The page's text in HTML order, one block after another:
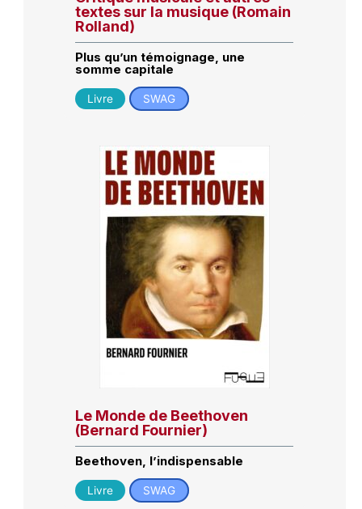
textes sur la musique (Romain
Rolland)
Plus qu’un témoignage, une
somme capitale
Livre SWAG
Le Monde de Beethoven
(Bernard Fournier)
Beethoven, l’indispensable
Livre SWAG